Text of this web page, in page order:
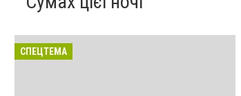
СПЕЦТЕМА